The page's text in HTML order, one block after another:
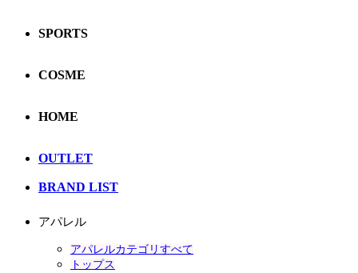
SPORTS
COSME
HOME
OUTLET
BRAND LIST
アパレル
アパレルカテゴリすべて
トップス